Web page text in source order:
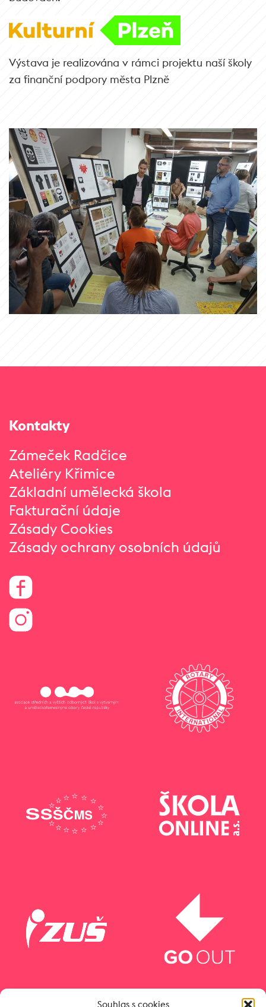
Souhlas s cookies
Výstava je realizována v rámci projektu naší školy
za finanční podpory města Plzně
Kontakty
Zámeček Radčice
Ateliéry Křimice
Základní umělecká škola
Fakturační údaje
Zásady Cookies
Zásady ochrany osobních údajů